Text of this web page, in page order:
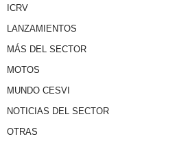
ICRV
LANZAMIENTOS
MÁS DEL SECTOR
MOTOS
MUNDO CESVI
NOTICIAS DEL SECTOR
OTRAS